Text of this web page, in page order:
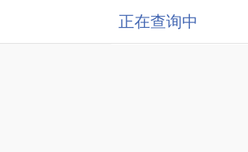
正在查询中